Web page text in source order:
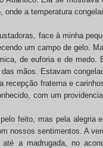
a temperatura
face à minha
um campo de gelo.
de euforia e de
mãos. Estavam
recepção fraterna e
com um
feito, mas pela
nossos sentimentos. A
a madrugada, no